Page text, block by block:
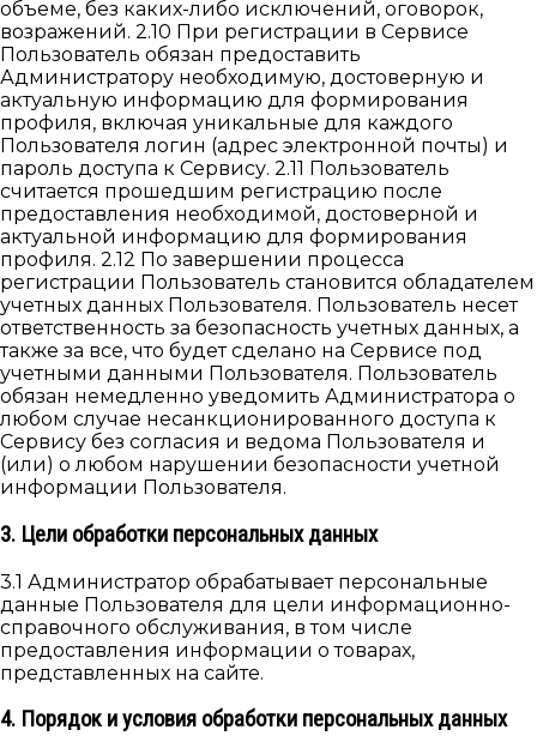
объеме, без каких-либо исключений, оговорок,
возражений. 2.10 При регистрации в Сервисе
Пользователь обязан предоставить
Администратору необходимую, достоверную и
актуальную информацию для формирования
профиля, включая уникальные для каждого
Пользователя логин (адрес электронной почты) и
пароль доступа к Сервису. 2.11 Пользователь
считается прошедшим регистрацию после
предоставления необходимой, достоверной и
актуальной информацию для формирования
профиля. 2.12 По завершении процесса
регистрации Пользователь становится обладателем
учетных данных Пользователя. Пользователь несет
ответственность за безопасность учетных данных, а
также за все, что будет сделано на Сервисе под
учетными данными Пользователя. Пользователь
обязан немедленно уведомить Администратора о
любом случае несанкционированного доступа к
Сервису без согласия и ведома Пользователя и
(или) о любом нарушении безопасности учетной
информации Пользователя.
3. Цели обработки персональных данных
3.1 Администратор обрабатывает персональные
данные Пользователя для цели информационно-
справочного обслуживания, в том числе
предоставления информации о товарах,
представленных на сайте.
4. Порядок и условия обработки персональных данных